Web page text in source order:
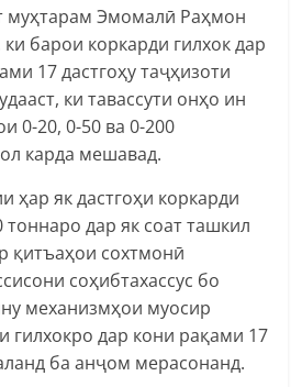
муҳтарам Эмомалӣ Раҳмон
барои коркарди гилхок дар
17 дастгоҳу таҷҳизоти
ки тавассути онҳо ин
0-20, 0-50 ва 0-200
карда мешавад.
ҳар як дастгоҳи коркарди
тоннаро дар як соат ташкил
қитъаҳои сохтмонӣ
соҳибтахассус бо
механизмҳои муосир
гилхокро дар кони рақами 17
ба анҷом мерасонанд.